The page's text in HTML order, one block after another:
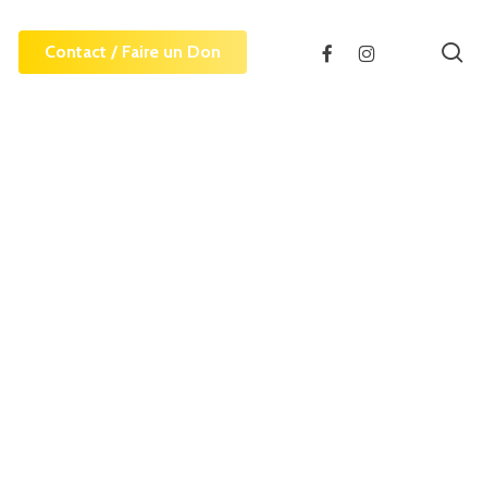
Contact / Faire un Don facebookinstagram